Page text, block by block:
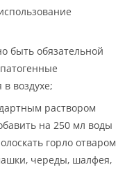
быть обязательной
воздухе;
раствором
на 250 мл воды
горло отваром
череды, шалфея,